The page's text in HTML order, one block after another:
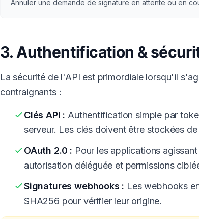
Annuler une demande de signature en attente ou en
3. Authentification &
La sécurité de l'API est primordiale lorsqu'il
contraignants :
Clés API : Authentification simple par
serveur. Les clés doivent être stockées de
OAuth 2.0 : Pour les applications
autorisation déléguée et permissions
Signatures webhooks : Les webhooks
SHA256 pour vérifier leur origine.